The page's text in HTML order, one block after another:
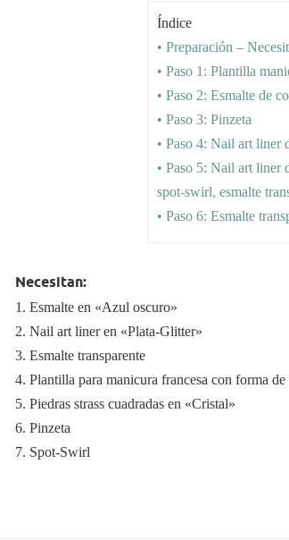
Índice
• Preparación –
• Paso 1: Plantilla
• Paso 2: Esmalte de
• Paso 3: Pinzeta
• Paso 4: Nail art liner
• Paso 5: Nail art liner
spot-swirl, esmalte
• Paso 6: Esmalte
Necesitan:
1. Esmalte en «Azul oscuro»
2. Nail art liner en «Plata-Glitter»
3. Esmalte transparente
4. Plantilla para manicura francesa con forma
5. Piedras strass cuadradas en «Cristal»
6. Pinzeta
7. Spot-Swirl